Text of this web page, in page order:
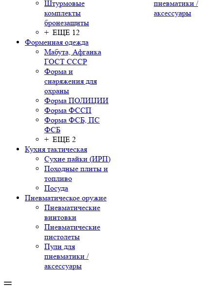
Штурмовые
комплекты
бронезащиты
+ ЕЩЕ 12
Форменная одежда
Мабута, Афганка
ГОСТ СССР
Форма и
снаряжения для
охраны
Форма ПОЛИЦИИ
Форма ФССП
Форма ФСБ, ПС
ФСБ
+ ЕЩЕ 2
Кухня тактическая
Сухие пайки (ИРП)
Походные плиты и
топливо
Посуда
Пневматическое оружие
Пневматические
винтовки
Пневматические
пистолеты
Пули для
пневматики /
аксессуары
пневматики /
аксессуары